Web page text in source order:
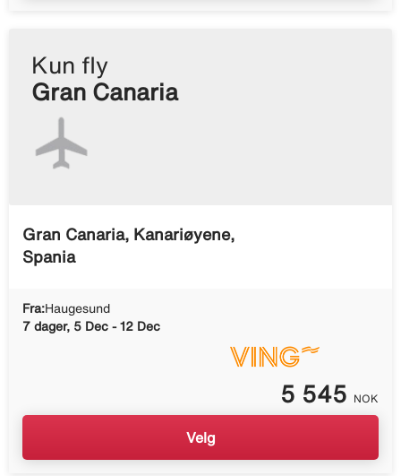
Kun fly
Gran Canaria
Gran Canaria, Kanariøyene,
Spania
Fra:Haugesund
7 dager, 5 Dec - 12 Dec
5 545 NOK
Velg